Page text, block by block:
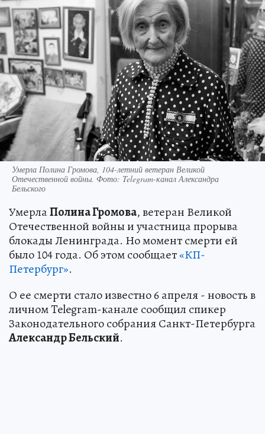
Умерла Полина Громова, 104-летний ветеран Великой
Отечественной войны. Фото: Telegram-канал Александра
Бельского
УмерлаПолина Громова, ветеран Великой
Отечественной войны и участница прорыва
блокады Ленинграда. Но момент смерти ей
было 104 года. Об этом сообщает«КП-
Петербург».
О ее смерти стало известно 6 апреля - новость в
личном Telegram-канале сообщил спикер
Законодательного собрания Санкт-Петербурга
Александр Бельский.